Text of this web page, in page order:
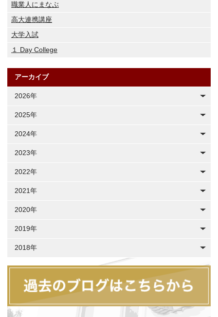
職業人にまなぶ
高大連携講座
大学入試
１ Day College
アーカイブ
2026年
2025年
2024年
2023年
2022年
2021年
2020年
2019年
2018年